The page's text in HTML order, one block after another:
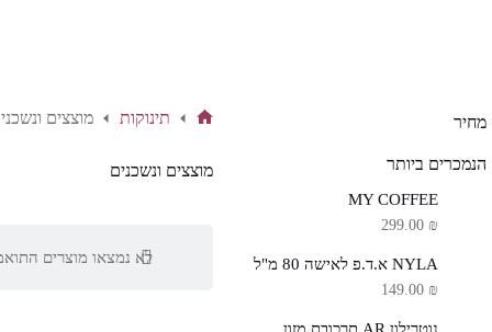
תינוקות מוצצים
מוצצים ונשכנים
לא נמצאו מוצרים
מחיר
הנמכרים ביותר
MY COFFEE
299.00 ₪
NYLA א.ד.פ לאישה 80 מ"ל
149.00 ₪